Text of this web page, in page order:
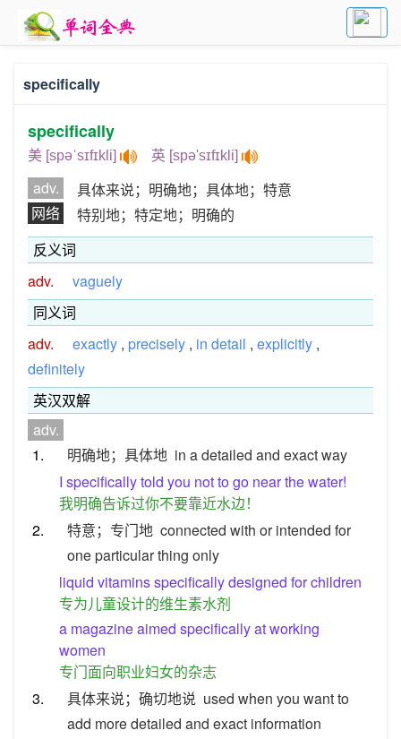
specifically
specifically
美 [spəˈsɪfɪkli] 英 [spə'sɪfɪkli]
adv.
具体来说；明确地；具体地；特意
网络
特别地；特定地；明确的
反义词
adv.
vaguely
同义词
adv.
exactly , precisely , in detail , explicitly ,
definitely
英汉双解
adv.
1.
明确地；具体地 in a detailed and exact way
I specifically told you not to go near the water!
我明确告诉过你不要靠近水边！
2.
特意；专门地 connected with or intended for
one particular thing only
liquid vitamins specifically designed for children
专为儿童设计的维生素水剂
a magazine aimed specifically at working
women
专门面向职业妇女的杂志
3.
具体来说；确切地说 used when you want to
add more detailed and exact information